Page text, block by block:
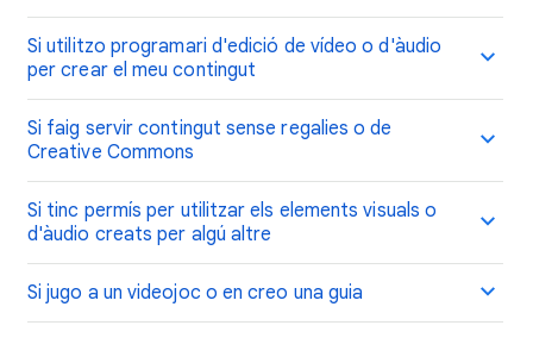
Si utilitzo programari d'edició de vídeo o d'àudio
per crear el meu contingut
Si faig servir contingut sense regalies o de
Creative Commons
Si tinc permís per utilitzar els elements visuals o
d'àudio creats per algú altre
Si jugo a un videojoc o en creo una guia